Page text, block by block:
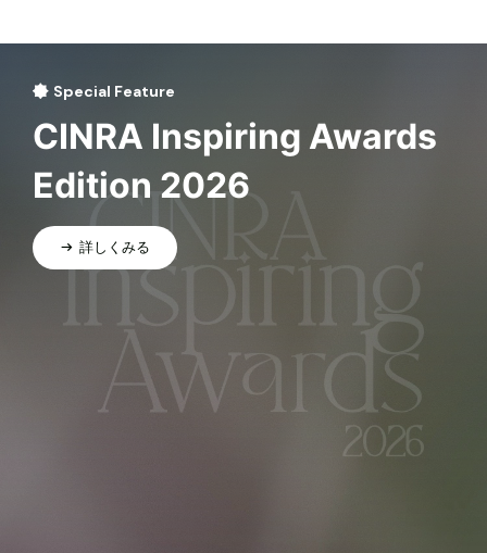
Special Feature
CINRA Inspiring Awards
Edition 2026
詳しくみる